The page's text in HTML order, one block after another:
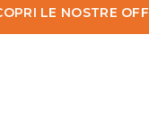
LE NOSTRE